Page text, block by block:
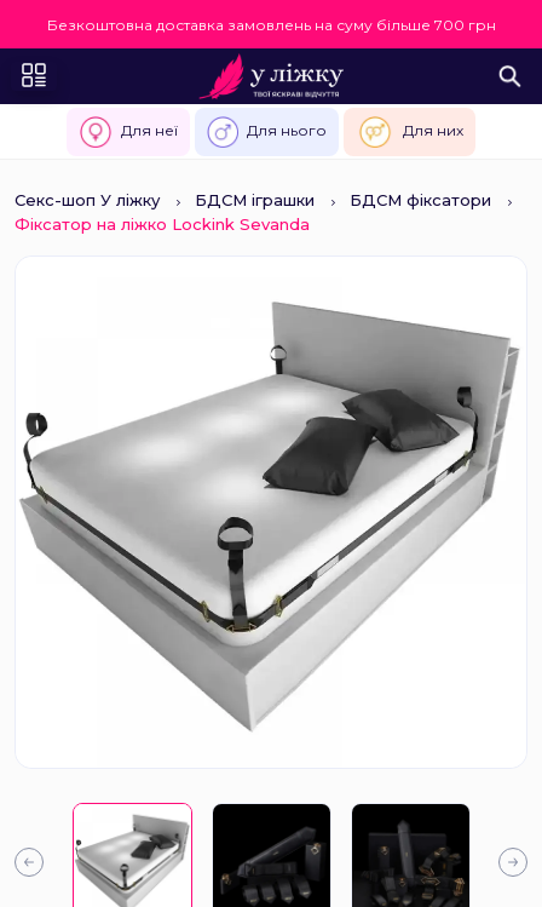
Безкоштовна доставка замовлень на суму більше 700 грн
Для неї Для нього Для них
Секс-шоп У ліжку БДСМ іграшки
БДСМ фіксатори
Фіксатор на ліжко Lockink Sevanda